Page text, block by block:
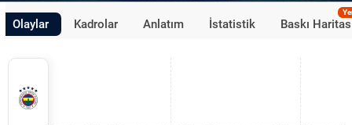
Olaylar Kadrolar Anlatım İstatistik Baskı